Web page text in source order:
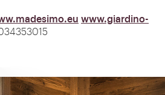
www.giardino-